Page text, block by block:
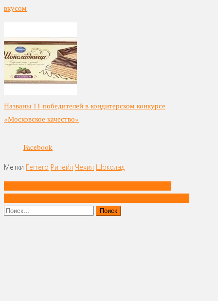
вкусом
Названы 11 победителей в кондитерском конкурсе
«Московское качество»
Facebook
Метки Ferrero Ритейл Чехия Шоколад
записям
Найти: